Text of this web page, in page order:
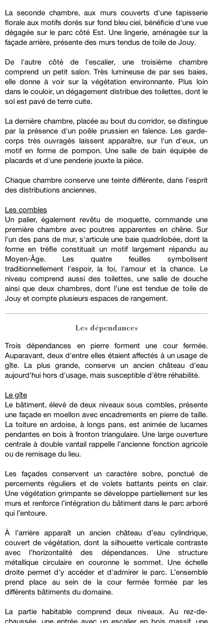
La seconde chambre, aux murs couverts d'une tapisserie
florale aux motifs dorés sur fond bleu ciel, bénéficie d'une vue
dégagée sur le parc côté Est. Une lingerie, aménagée sur la
façade arrière, présente des murs tendus de toile de Jouy.
De l'autre côté de l'escalier, une troisième chambre
comprend un petit salon. Très lumineuse de par ses baies,
elle donne à voir sur la végétation environnante. Plus loin
dans le couloir, un dégagement distribue des toilettes, dont le
sol est pavé de terre cuite.
La dernière chambre, placée au bout du corridor, se distingue
par la présence d'un poêle prussien en faïence. Les garde-
corps très ouvragés laissent apparaître, sur l'un d'eux, un
motif en forme de pompon. Une salle de bain équipée de
placards et d'une penderie jouxte la pièce.
Chaque chambre conserve une teinte différente, dans l'esprit
des distributions anciennes.
Les combles
Un palier, également revêtu de moquette, commande une
première chambre avec poutres apparentes en chêne. Sur
l'un des pans de mur, s'articule une baie quadrilobée, dont la
forme en trèfle constituait un motif largement répandu au
Moyen-Âge. Les quatre feuilles symbolisent
traditionnellement l'espoir, la foi, l'amour et la chance. Le
niveau comprend aussi des toilettes, une salle de douche
ainsi que deux chambres, dont l’une est tendue de toile de
Jouy et compte plusieurs espaces de rangement.
Les dépendances
Trois dépendances en pierre forment une cour fermée.
Auparavant, deux d'entre elles étaient affectés à un usage de
gîte. La plus grande, conserve un ancien château d'eau
aujourd'hui hors d'usage, mais susceptible d'être réhabilité.
Le gîte
Le bâtiment, élevé de deux niveaux sous combles, présente
une façade en moellon avec encadrements en pierre de taille.
La toiture en ardoise, à longs pans, est animée de lucarnes
pendantes en bois à fronton triangulaire. Une large ouverture
centrale à double vantail rappelle l’ancienne fonction agricole
ou de remisage du lieu.
Les façades conservent un caractère sobre, ponctué de
percements réguliers et de volets battants peints en clair.
Une végétation grimpante se développe partiellement sur les
murs et renforce l’intégration du bâtiment dans le parc arboré
qui l’entoure.
À l’arrière apparaît un ancien château d’eau cylindrique,
couvert de végétation, dont la silhouette verticale contraste
avec l’horizontalité des dépendances. Une structure
métallique circulaire en couronne le sommet. Une échelle
droite permet d'y accéder et d'admirer le parc. L’ensemble
prend place au sein de la cour fermée formée par les
différents bâtiments du domaine.
La partie habitable comprend deux niveaux. Au rez-de-